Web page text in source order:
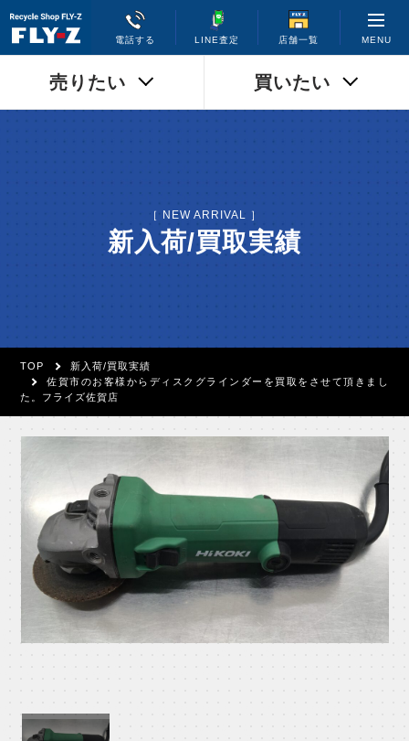
電話する LINE査定 店舗一覧 MENU
売りたい 買いたい
［ NEW ARRIVAL ］
新入荷/買取実績
TOP
新入荷/買取実績
佐賀市のお客様からディスクグラインダーを買取をさせて頂きまし
た。フライズ佐賀店